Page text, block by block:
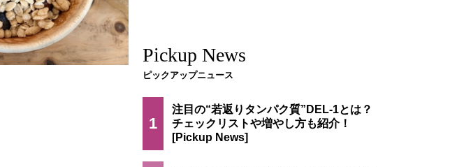
Pickup News
ピックアップニュース
1
注目の“若返りタンパク質”DEL-1とは？
チェックリストや増やし方も紹介！